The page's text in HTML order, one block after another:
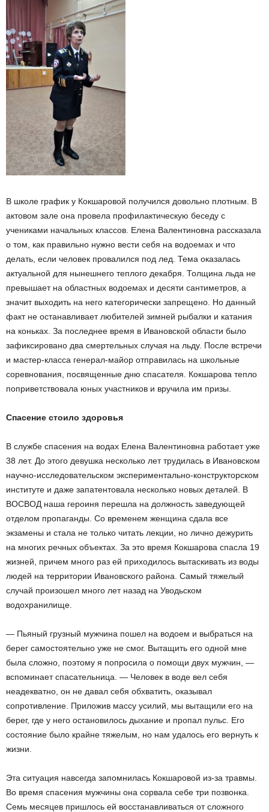
В школе график у Кокшаровой получился довольно плотным. В
актовом зале она провела профилактическую беседу с
учениками начальных классов. Елена Валентиновна рассказала
о том, как правильно нужно вести себя на водоемах и что
делать, если человек провалился под лед. Тема оказалась
актуальной для нынешнего теплого декабря. Толщина льда не
превышает на областных водоемах и десяти сантиметров, а
значит выходить на него категорически запрещено. Но данный
факт не останавливает любителей зимней рыбалки и катания
на коньках. За последнее время в Ивановской области было
зафиксировано два смертельных случая на льду. После встречи
и мастер-класса генерал-майор отправилась на школьные
соревнования, посвященные дню спасателя. Кокшарова тепло
поприветствовала юных участников и вручила им призы.
Спасение стоило здоровья
В службе спасения на водах Елена Валентиновна работает уже
38 лет. До этого девушка несколько лет трудилась в Ивановском
научно-исследовательском экспериментально-конструкторском
институте и даже запатентовала несколько новых деталей. В
ВОСВОД наша героиня перешла на должность заведующей
отделом пропаганды. Со временем женщина сдала все
экзамены и стала не только читать лекции, но лично дежурить
на многих речных объектах. За это время Кокшарова спасла 19
жизней, причем много раз ей приходилось вытаскивать из воды
людей на территории Ивановского района. Самый тяжелый
случай произошел много лет назад на Уводьском
водохранилище.
— Пьяный грузный мужчина пошел на водоем и выбраться на
берег самостоятельно уже не смог. Вытащить его одной мне
была сложно, поэтому я попросила о помощи двух мужчин, —
вспоминает спасательница. — Человек в воде вел себя
неадекватно, он не давал себя обхватить, оказывал
сопротивление. Приложив массу усилий, мы вытащили его на
берег, где у него остановилось дыхание и пропал пульс. Его
состояние было крайне тяжелым, но нам удалось его вернуть к
жизни.
Эта ситуация навсегда запомнилась Кокшаровой из-за травмы.
Во время спасения мужчины она сорвала себе три позвонка.
Семь месяцев пришлось ей восстанавливаться от сложного